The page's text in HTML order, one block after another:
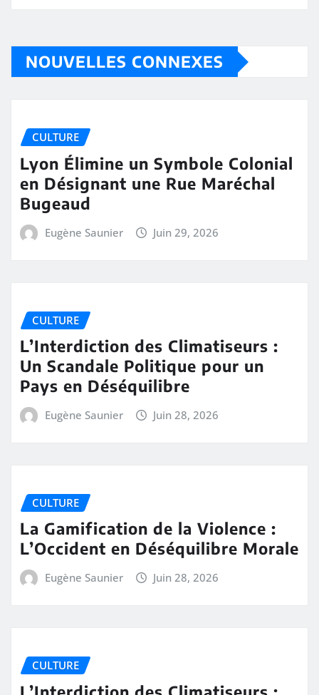
NOUVELLES CONNEXES
CULTURE
Lyon Élimine un Symbole Colonial
en Désignant une Rue Maréchal
Bugeaud
Eugène Saunier Juin 29, 2026
CULTURE
L’Interdiction des Climatiseurs :
Un Scandale Politique pour un
Pays en Déséquilibre
Eugène Saunier Juin 28, 2026
CULTURE
La Gamification de la Violence :
L’Occident en Déséquilibre Morale
Eugène Saunier Juin 28, 2026
CULTURE